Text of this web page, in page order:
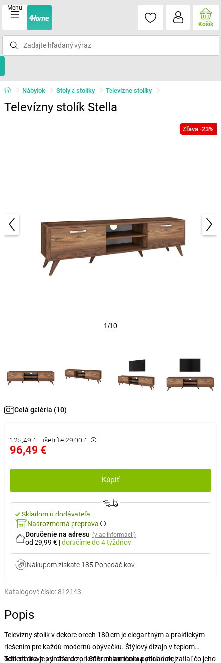
Menu
Košík
Nábytok Stoly a stolíky Televízne stolíky
Televízny stolík Stella
Zľava -23%
1/10
Celá galéria (10)
125,49 € ušetríte 29,00 €
96,49 €
Kúpiť
Skladom u dodávateľa
Nadrozmerná preprava
Doručenie na adresu (viac informácií)
od 29,99 € |doručímedo 4 týždňov
Nákupom získate 185 Pohodáčikov
Katalógové číslo: 812143
Popis
Televízny stolík v dekore orech 180 cm je elegantným a praktickým
riešením pre každú modernú obývačku. Štýlový dizajn v teplom
odtieni dreva prináša do priestoru harmóniu a poriadok, zatiaľ čo jeho
Telo stolíka je vyrobené zo 100% melamínom potiahnutej